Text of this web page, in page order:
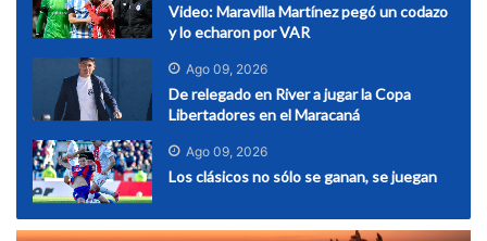
Video: Maravilla Martínez pegó un codazo
y lo echaron por VAR
Ago 09, 2026
De relegado en River a jugar la Copa
Libertadores en el Maracaná
Ago 09, 2026
Los clásicos no sólo se ganan, se juegan